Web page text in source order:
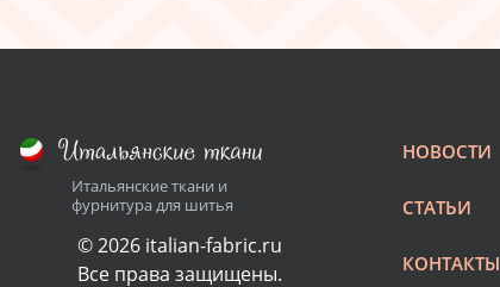
Итальянские ткани и
фурнитура для шитья
© 2026 italian-fabric.ru
Все права защищены.
НОВОСТИ
СТАТЬИ
КОНТАКТЫ